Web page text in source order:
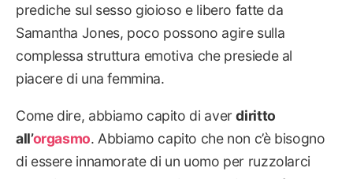
prediche sul sesso gioioso e libero fatte da
Samantha Jones, poco possono agire sulla
complessa struttura emotiva che presiede al
piacere di una femmina.
Come dire, abbiamo capito di averdiritto
all’orgasmo. Abbiamo capito che non c’è bisogno
di essere innamorate di un uomo per ruzzolarci